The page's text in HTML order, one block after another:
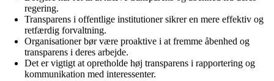
regering.
Transparens i offentlige institutioner sikrer en mere effektiv og
retfærdig forvaltning.
Organisationer bør være proaktive i at fremme åbenhed og
transparens i deres arbejde.
Det er vigtigt at opretholde høj transparens i rapportering og
kommunikation med interessenter.